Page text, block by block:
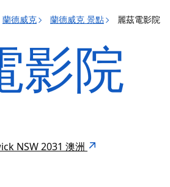
蘭德威克 蘭德威克 景點 麗茲電影院
影院
NSW 2031 澳洲